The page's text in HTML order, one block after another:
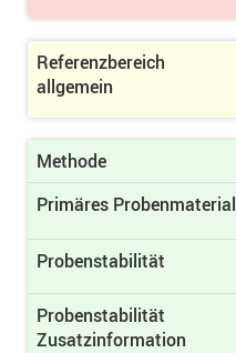
Referenzbereich
allgemein
Methode
Primäres Proben­material
Probenstabilität
Probenstabilität
Zusatzinformation